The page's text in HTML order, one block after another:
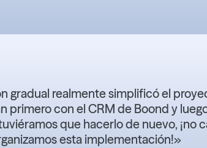
gradual realmente simplificó el
primero con el CRM de Boond y
que hacerlo de nuevo, ¡no
esta implementación!»